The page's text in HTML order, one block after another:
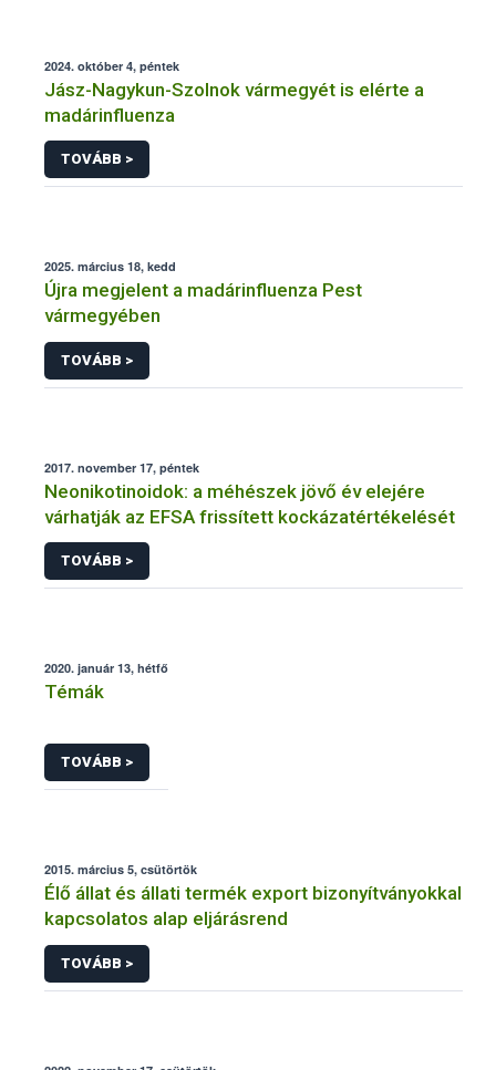
2024. október 4, péntek
Jász-Nagykun-Szolnok vármegyét is elérte a
madárinfluenza
TOVÁBB >
2025. március 18, kedd
Újra megjelent a madárinfluenza Pest
vármegyében
TOVÁBB >
2017. november 17, péntek
Neonikotinoidok: a méhészek jövő év elejére
várhatják az EFSA frissített kockázatértékelését
TOVÁBB >
2020. január 13, hétfő
Témák
TOVÁBB >
2015. március 5, csütörtök
Élő állat és állati termék export bizonyítványokkal
kapcsolatos alap eljárásrend
TOVÁBB >